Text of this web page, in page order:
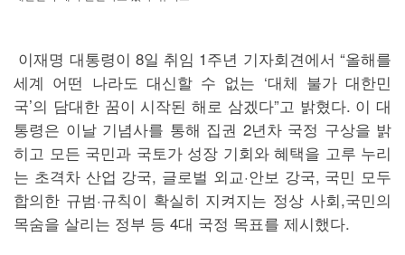
이재명 대통령이 8일 취임 1주년 기자회견에서 “올해를
세계 어떤 나라도 대신할 수 없는 ‘대체 불가 대한민
국’의 담대한 꿈이 시작된 해로 삼겠다”고 밝혔다. 이 대
통령은 이날 기념사를 통해 집권 2년차 국정 구상을 밝
히고 모든 국민과 국토가 성장 기회와 혜택을 고루 누리
는 초격차 산업 강국, 글로벌 외교·안보 강국, 국민 모두
합의한 규범·규칙이 확실히 지켜지는 정상 사회,국민의
목숨을 살리는 정부 등 4대 국정 목표를 제시했다.